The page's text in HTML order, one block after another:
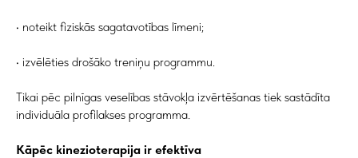
• noteikt fiziskās sagatavotības līmeni;
• izvēlēties drošāko treniņu programmu.
Tikai pēc pilnīgas veselības stāvokļa izvērtēšanas tiek sastādīta
individuāla profilakses programma.
Kāpēc kinezioterapija ir efektīva